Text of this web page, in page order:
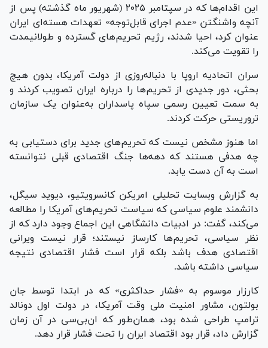
این اقدام‌ها که در سپتامبر ۲۰۲۵ (شهریور ماه گذشته) پس از
آنچه واشنگتن «عدم اجرای قابل‌توجه» تعهدات هسته‌ای ایران
عنوان کرد، احیا شدند، رژیم تحریم‌های گسترده و طولانی‎مدت
را تقویت می‌کند.
سران اتحادیه اروپا با دنباله‌روزی از دولت آمریکا، بدون هیچ
بحثی، دور جدیدی از تحریم‌ها را درباره ایران تصویب کردند و
به سمت تعیین رسمی سپاه پاسداران به‌عنوان یک سازمان
تروریستی حرکت کردند.
اما هنوز مشخص نیست که تحریم‌های جدید برای دستیابی به
چه هدفی هستند که دهه‌ها جنگ اقتصادی قبلی نتوانسته
است به آن دست یابد.
به گزارش وبسایت تحلیلی امریکن کانسرویتیو، دیوید سیگل،
دانشمند علوم سیاسی که سیاست تحریم‌های آمریکا را مطالعه
می‌کند، گفت: در ادبیات دانشگاهی این اجماع وجود دارد که از
نظر سیاسی، تحریم‌ها کارساز نیستند؛ قرار نیست ویرانی
اقتصادی هدف باشد بلکه قرار است فشار اقتصادی نتیجه
سیاسی داشته باشد.
کارزار موسوم به «فشار حداکثری» که در ابتدا توسط جان
بولتون، مشاور امنیت ملی وقت آمریکا، در دولت اول دونالد
ترامپ طراحی شده بود، همان‎‌طور که ان‌بی‌سی در آن زمان
گزارش داد، قرار بود اقتصاد ایران را تحت فشار قرار دهد.